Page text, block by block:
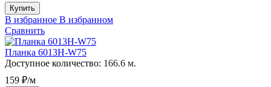
Купить
В избранное В избранном
Сравнить
Планка 6013H-W75
Доступное количество: 166.6 м.
159 ₽/м